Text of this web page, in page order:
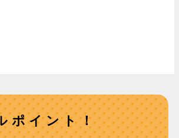
ポイント！